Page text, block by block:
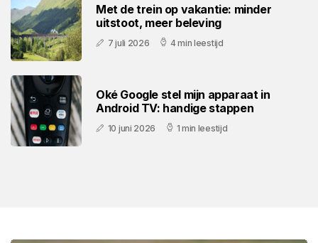
Met de trein op vakantie: minder
uitstoot, meer beleving
7 juli 2026 4 min leestijd
Oké Google stel mijn apparaat in
Android TV: handige stappen
10 juni 2026 1 min leestijd